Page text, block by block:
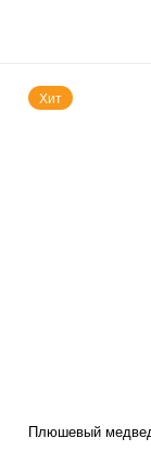
Хит
Плюшевый